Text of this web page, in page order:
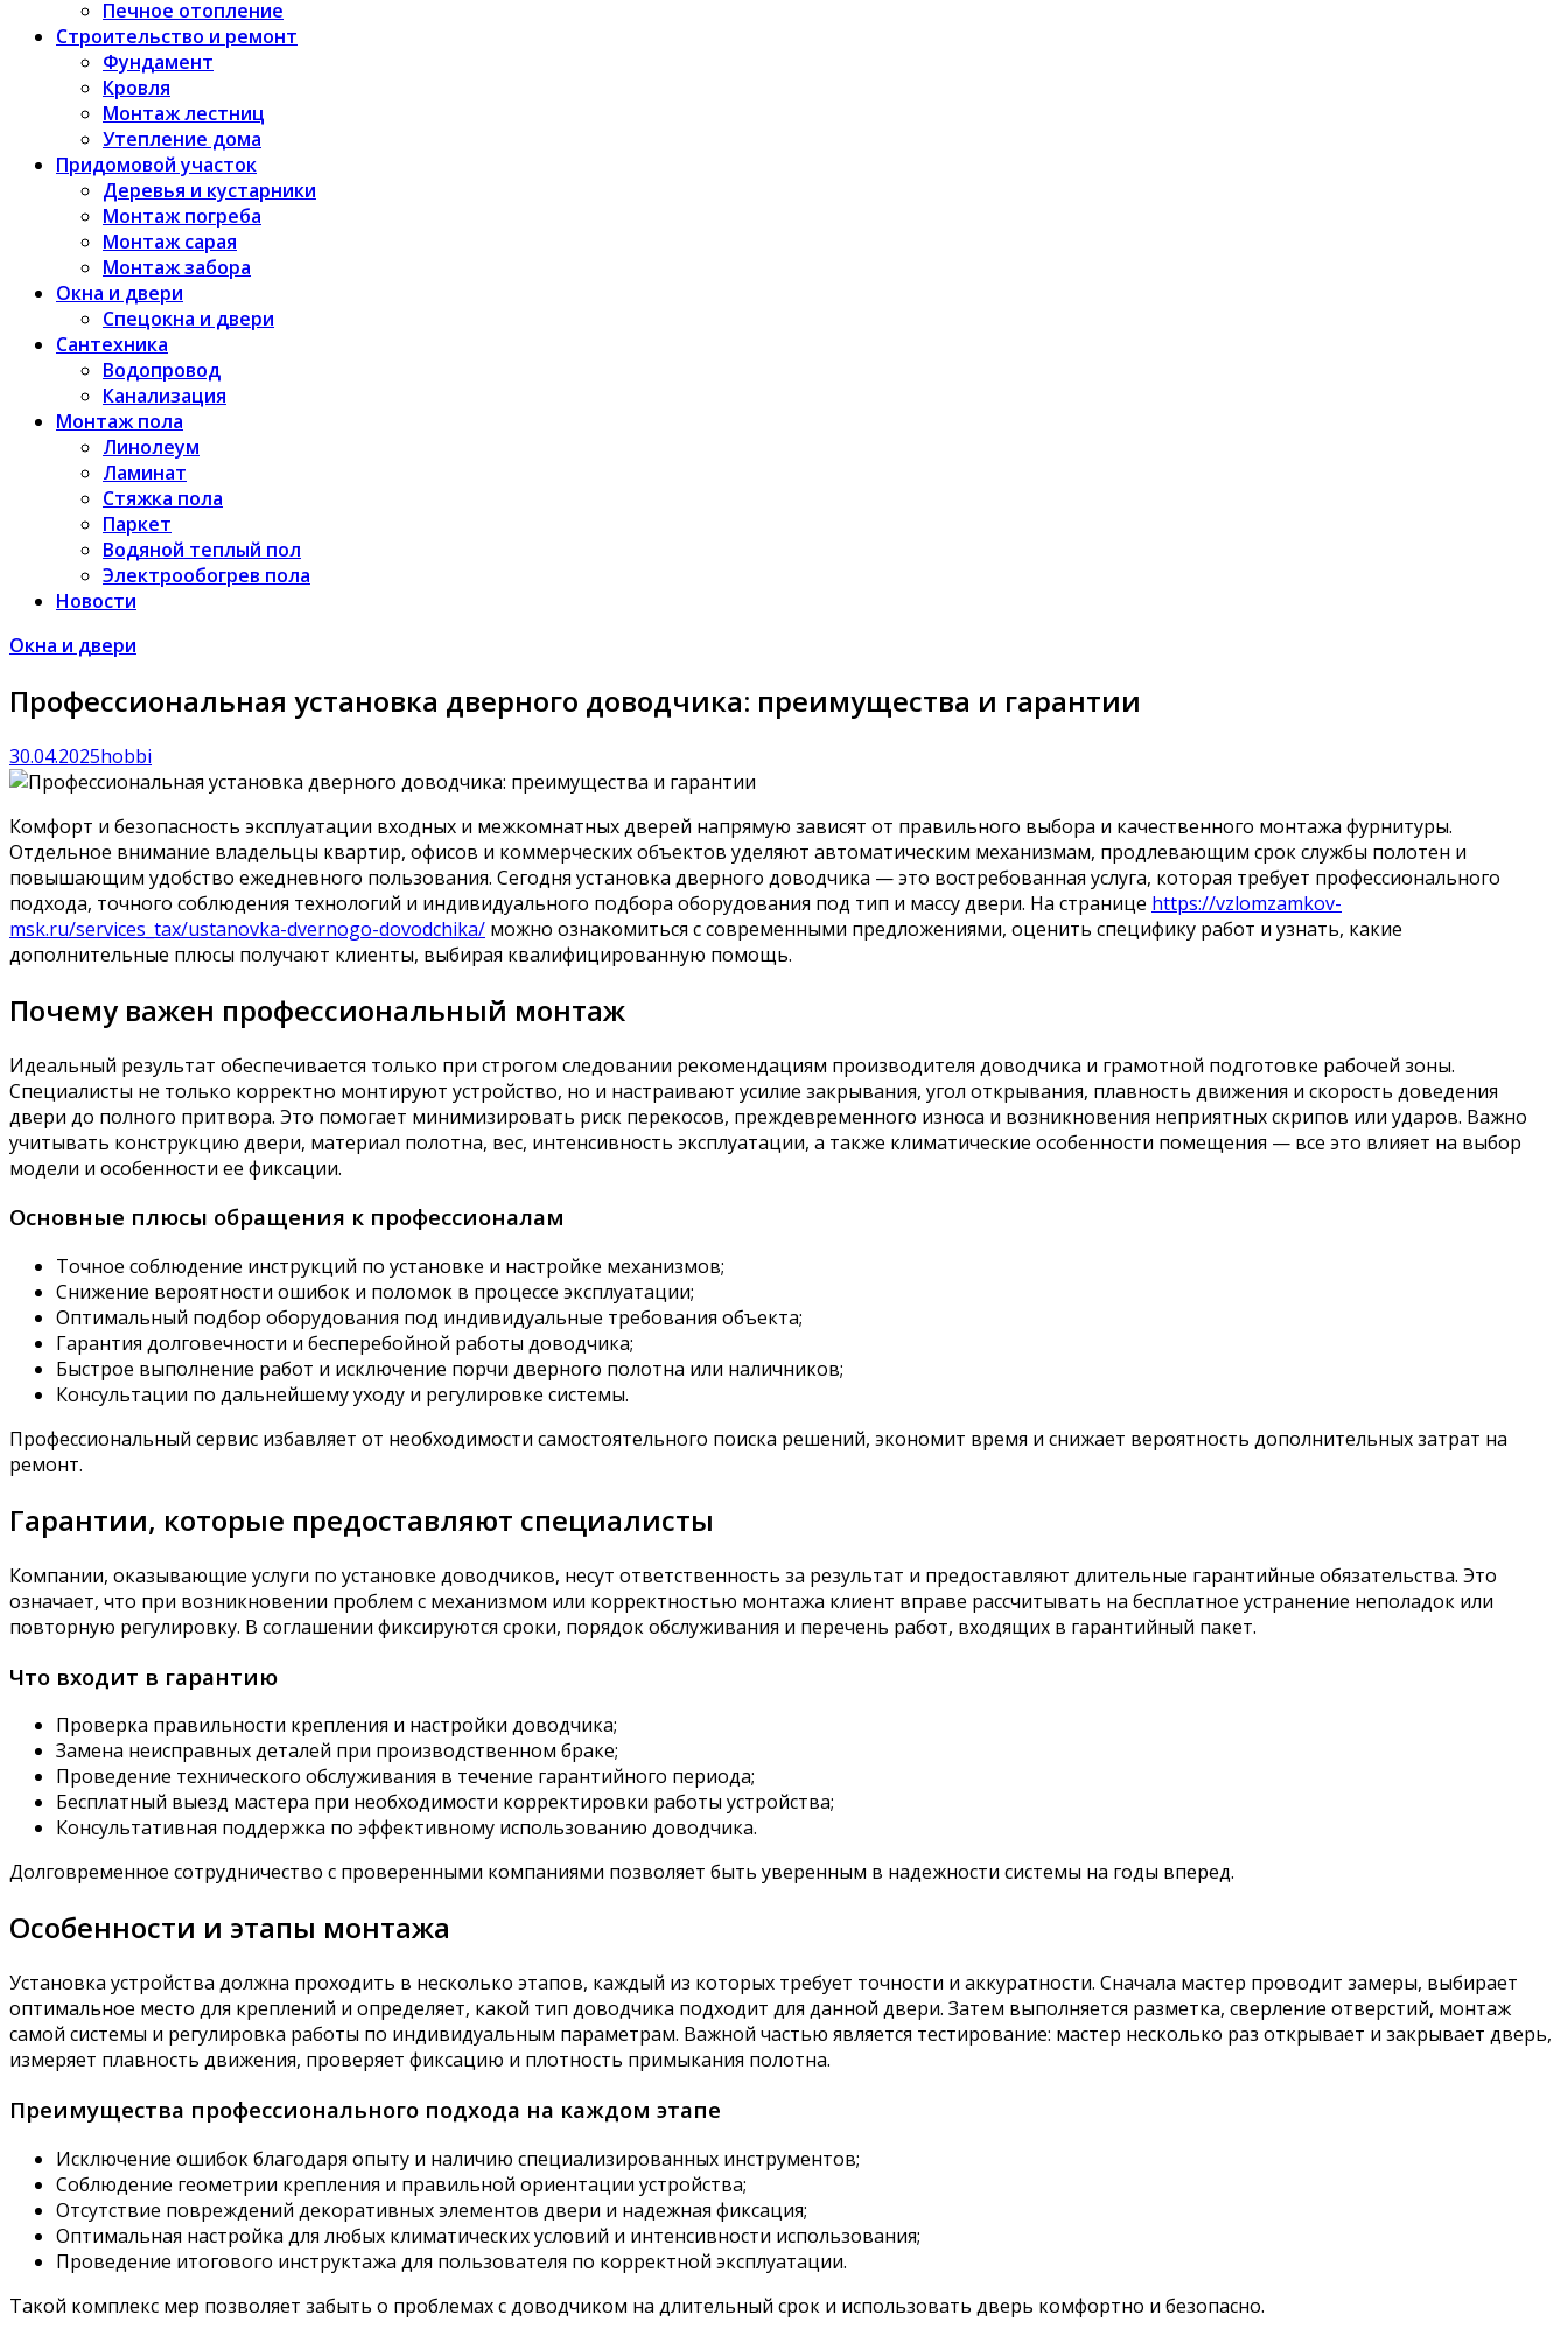
Печное отопление
Строительство и ремонт
Фундамент
Кровля
Монтаж лестниц
Утепление дома
Придомовой участок
Деревья и кустарники
Монтаж погреба
Монтаж сарая
Монтаж забора
Окна и двери
Спецокна и двери
Сантехника
Водопровод
Канализация
Монтаж пола
Линолеум
Ламинат
Стяжка пола
Паркет
Водяной теплый пол
Электрообогрев пола
Новости
Окна и двери
Профессиональная установка дверного доводчика: преимущества и гарантии
30.04.2025hobbi
Комфорт и безопасность эксплуатации входных и межкомнатных дверей напрямую зависят от правильного выбора и качественного монтажа фурнитуры.
Отдельное внимание владельцы квартир, офисов и коммерческих объектов уделяют автоматическим механизмам, продлевающим срок службы полотен и
повышающим удобство ежедневного пользования. Сегодня установка дверного доводчика — это востребованная услуга, которая требует профессионального
подхода, точного соблюдения технологий и индивидуального подбора оборудования под тип и массу двери. На странице https://vzlomzamkov-
msk.ru/services_tax/ustanovka-dvernogo-dovodchika/ можно ознакомиться с современными предложениями, оценить специфику работ и узнать, какие
дополнительные плюсы получают клиенты, выбирая квалифицированную помощь.
Почему важен профессиональный монтаж
Идеальный результат обеспечивается только при строгом следовании рекомендациям производителя доводчика и грамотной подготовке рабочей зоны.
Специалисты не только корректно монтируют устройство, но и настраивают усилие закрывания, угол открывания, плавность движения и скорость доведения
двери до полного притвора. Это помогает минимизировать риск перекосов, преждевременного износа и возникновения неприятных скрипов или ударов. Важно
учитывать конструкцию двери, материал полотна, вес, интенсивность эксплуатации, а также климатические особенности помещения — все это влияет на выбор
модели и особенности ее фиксации.
Основные плюсы обращения к профессионалам
Точное соблюдение инструкций по установке и настройке механизмов;
Снижение вероятности ошибок и поломок в процессе эксплуатации;
Оптимальный подбор оборудования под индивидуальные требования объекта;
Гарантия долговечности и бесперебойной работы доводчика;
Быстрое выполнение работ и исключение порчи дверного полотна или наличников;
Консультации по дальнейшему уходу и регулировке системы.
Профессиональный сервис избавляет от необходимости самостоятельного поиска решений, экономит время и снижает вероятность дополнительных затрат на
ремонт.
Гарантии, которые предоставляют специалисты
Компании, оказывающие услуги по установке доводчиков, несут ответственность за результат и предоставляют длительные гарантийные обязательства. Это
означает, что при возникновении проблем с механизмом или корректностью монтажа клиент вправе рассчитывать на бесплатное устранение неполадок или
повторную регулировку. В соглашении фиксируются сроки, порядок обслуживания и перечень работ, входящих в гарантийный пакет.
Что входит в гарантию
Проверка правильности крепления и настройки доводчика;
Замена неисправных деталей при производственном браке;
Проведение технического обслуживания в течение гарантийного периода;
Бесплатный выезд мастера при необходимости корректировки работы устройства;
Консультативная поддержка по эффективному использованию доводчика.
Долговременное сотрудничество с проверенными компаниями позволяет быть уверенным в надежности системы на годы вперед.
Особенности и этапы монтажа
Установка устройства должна проходить в несколько этапов, каждый из которых требует точности и аккуратности. Сначала мастер проводит замеры, выбирает
оптимальное место для креплений и определяет, какой тип доводчика подходит для данной двери. Затем выполняется разметка, сверление отверстий, монтаж
самой системы и регулировка работы по индивидуальным параметрам. Важной частью является тестирование: мастер несколько раз открывает и закрывает дверь,
измеряет плавность движения, проверяет фиксацию и плотность примыкания полотна.
Преимущества профессионального подхода на каждом этапе
Исключение ошибок благодаря опыту и наличию специализированных инструментов;
Соблюдение геометрии крепления и правильной ориентации устройства;
Отсутствие повреждений декоративных элементов двери и надежная фиксация;
Оптимальная настройка для любых климатических условий и интенсивности использования;
Проведение итогового инструктажа для пользователя по корректной эксплуатации.
Такой комплекс мер позволяет забыть о проблемах с доводчиком на длительный срок и использовать дверь комфортно и безопасно.